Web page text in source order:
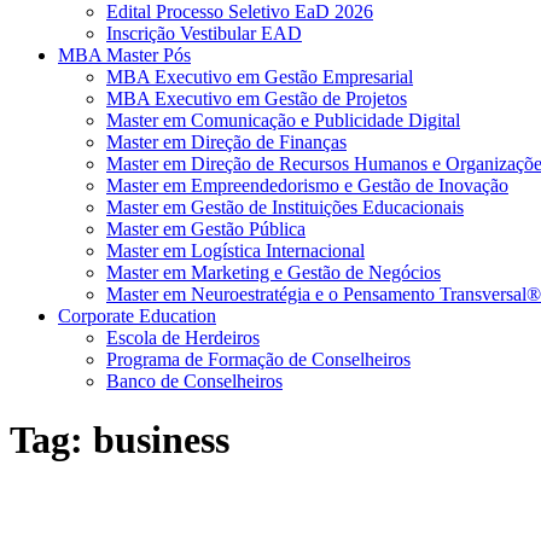
Edital Processo Seletivo EaD 2026
Inscrição Vestibular EAD
MBA Master Pós
MBA Executivo em Gestão Empresarial
MBA Executivo em Gestão de Projetos
Master em Comunicação e Publicidade Digital
Master em Direção de Finanças
Master em Direção de Recursos Humanos e
Master em Empreendedorismo e Gestão de Inovação
Master em Gestão de Instituições Educacionais
Master em Gestão Pública
Master em Logística Internacional
Master em Marketing e Gestão de Negócios
Master em Neuroestratégia e o Pensamento Transversal®
Corporate Education
Escola de Herdeiros
Programa de Formação de Conselheiros
Banco de Conselheiros
Tag: business